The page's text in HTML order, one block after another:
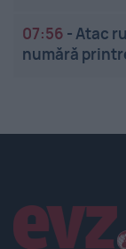
07:56 -Atac
numără
Linkuri utile